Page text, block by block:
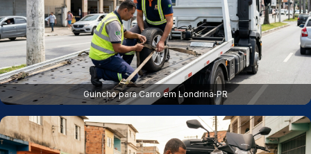
Guincho para Carro em Londrina‑PR